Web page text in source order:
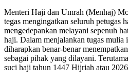
Menteri Haji dan Umrah (Menhaj)
tegas mengingatkan seluruh petugas
mengedepankan melayani sepenuh
haji. Dalam menjalankan tugas mulia
diharapkan benar-benar
sebagai pihak yang dilayani.
suci haji tahun 1447 Hijriah atau